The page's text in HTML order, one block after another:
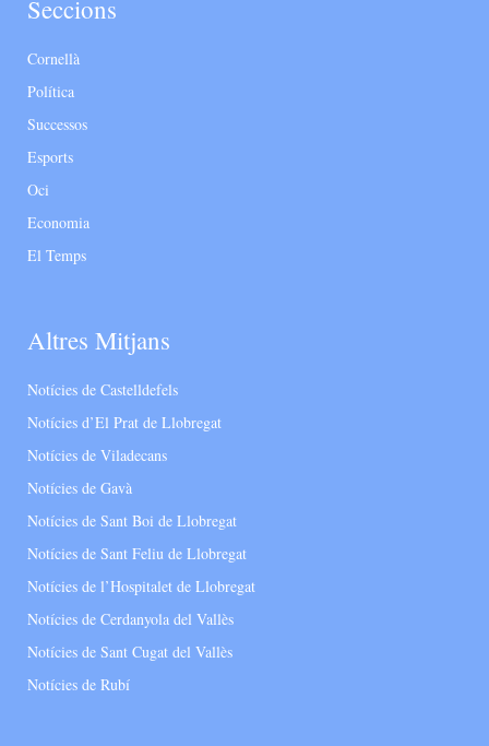
Seccions
Cornellà
Política
Successos
Esports
Oci
Economia
El Temps
Altres Mitjans
Notícies de Castelldefels
Notícies d’El Prat de Llobregat
Notícies de Viladecans
Notícies de Gavà
Notícies de Sant Boi de Llobregat
Notícies de Sant Feliu de Llobregat
Notícies de l’Hospitalet de Llobregat
Notícies de Cerdanyola del Vallès
Notícies de Sant Cugat del Vallès
Notícies de Rubí